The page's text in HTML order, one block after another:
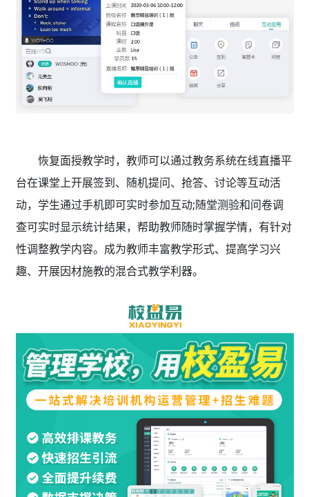
恢复面授教学时，教师可以通过教务系统在线直播平
台在课堂上开展签到、随机提问、抢答、讨论等互动活
动，学生通过手机即可实时参加互动;随堂测验和问卷调
查可实时显示统计结果，帮助教师随时掌握学情，有针对
性调整教学内容。成为教师丰富教学形式、提高学习兴
趣、开展因材施教的混合式教学利器。